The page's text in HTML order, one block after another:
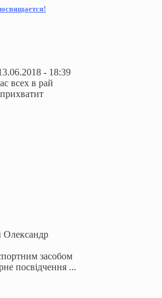
- 18:39
всех в рай
Олександр
засобом
посвідчення ...